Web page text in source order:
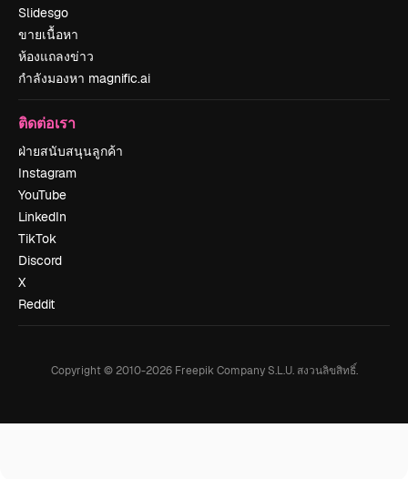
Slidesgo
ขายเนื้อหา
ห้องแถลงข่าว
กำลังมองหา magnific.ai
ติดต่อเรา
ฝ่ายสนับสนุนลูกค้า
Instagram
YouTube
LinkedIn
TikTok
Discord
X
Reddit
Copyright © 2010-2026Freepik Company S.L.U. สงวนลิขสิทธิ์.